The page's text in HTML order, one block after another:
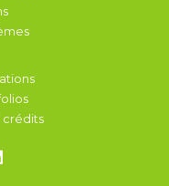
crédits